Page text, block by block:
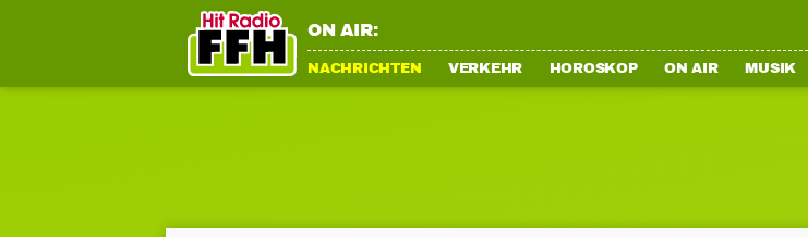
ON AIR:
NACHRICHTEN VERKEHR HOROSKOP ON AIR MUSIK